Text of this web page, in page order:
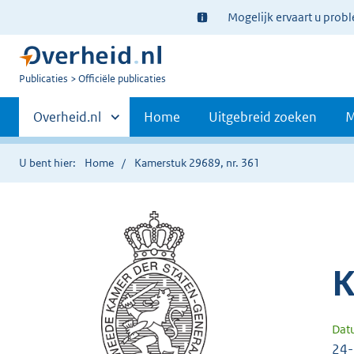
Ter
informatie:
Mogelijk ervaart u
U
Publicaties Officiële publicaties
Primaire
navigatie
Andere
sites
binnen
Overheid.nl Home Uitgebreid zoeken
U bent hier: Home Kamerstuk 29689, nr. 361